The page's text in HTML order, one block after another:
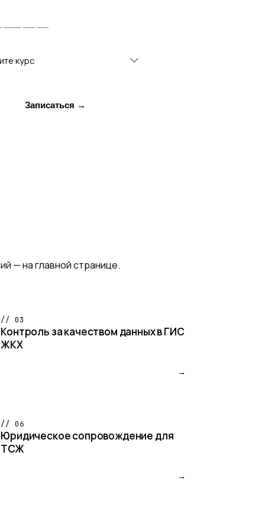
курс
Записаться →
— на главной странице.
// 03
Контроль за качеством данных в ГИС
ЖКХ
→
// 06
Юридическое сопровождение для
ТСЖ
→